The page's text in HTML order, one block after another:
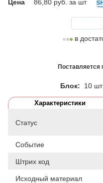
Цена 86,80 руб. за шт
в
Поставляется
Блок: 10 шт
Характеристики
Статус
Событие
Штрих код
Исходный материал